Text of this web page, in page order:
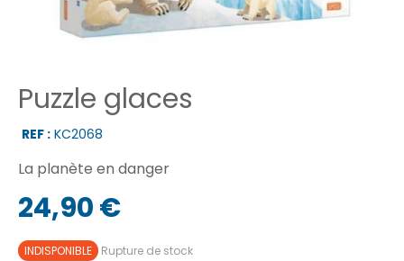
Puzzle glaces
REF : KC2068
La planète en danger
24,90 €
INDISPONIBLE Rupture de stock